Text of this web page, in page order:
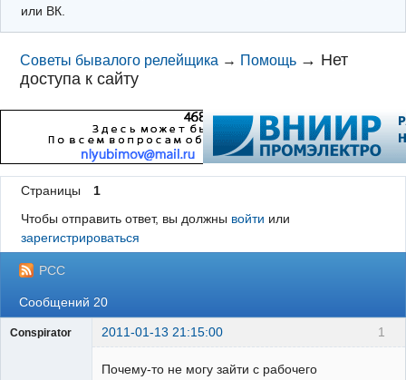
или ВК.
Советы бывалого релейщика → Помощь → Нет
доступа к сайту
Страницы
1
Чтобы отправить ответ, вы должны войти или
зарегистрироваться
РСС
Сообщений 20
1
Conspirator 2011-01-13 21:15:00
Почему-то не могу зайти с рабочего